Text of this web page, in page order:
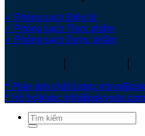
✓ Phòng sạch Điện tử
✓ Phòng sạch Thực phẩm
✓ Phòng sạch Dược phẩm
* Phản ánh chất lượng:
* Hỗ trợ khác: info@pskyodo.com